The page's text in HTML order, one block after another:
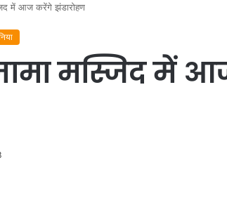
में आज करेंगे झंडारोहण
जामा मस्जिद में